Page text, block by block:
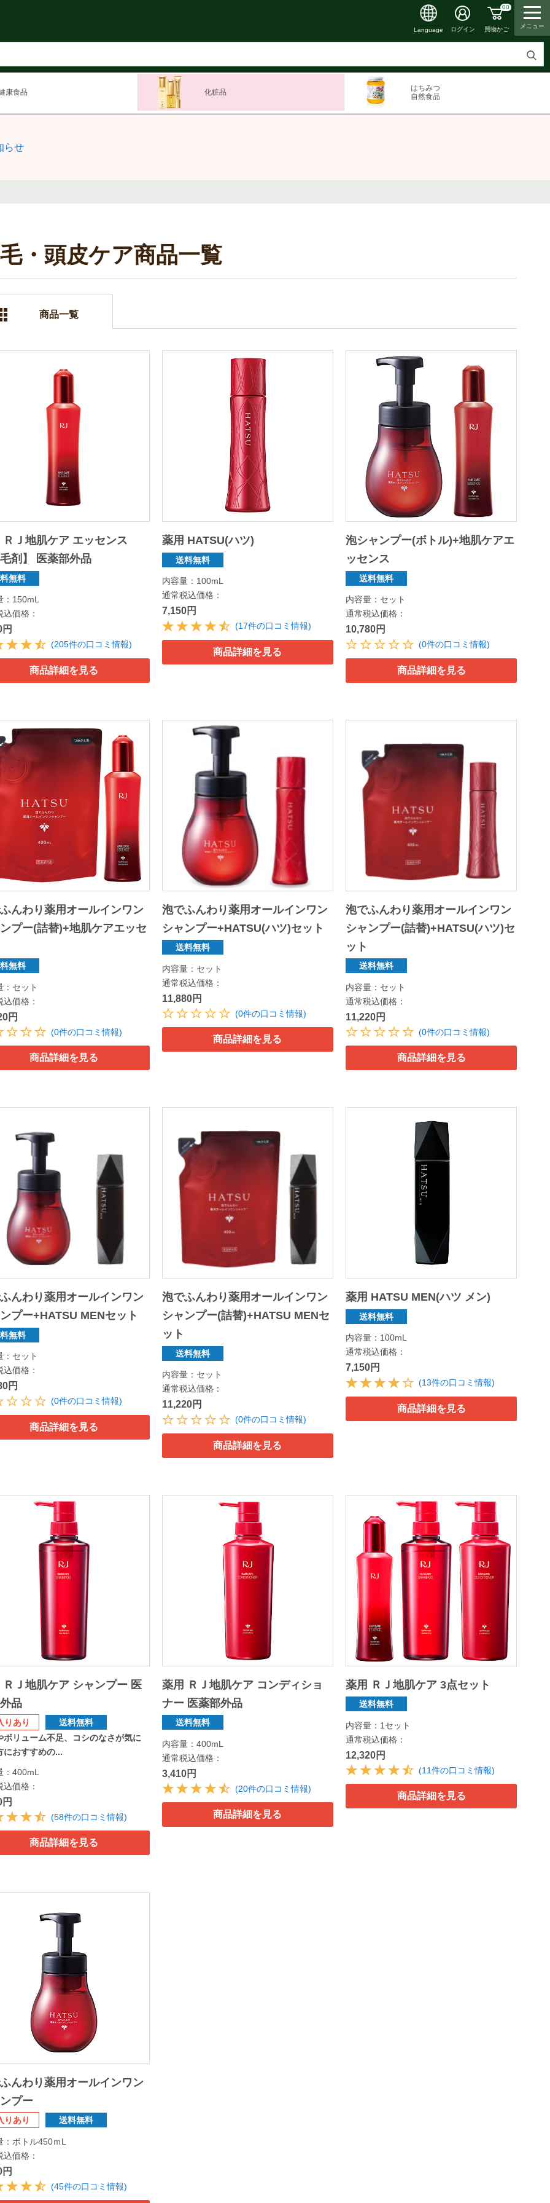
検
Language ログイン
00
買物かご メニュー
康食品 化粧品
はちみつ
自然食品
らせ
・頭皮ケア商品一覧
商品一覧
ＲＪ地肌ケア エッセンス
剤】 医薬部外品
無料
：150mL
込価格：
(205件の口コミ情報)
商品詳細を見る
薬用 HATSU(ハツ)
送料無料
内容量：100mL
通常税込価格：
7,150円
(17件の口コミ情報)
商品詳細を見る
泡シャンプー(ボトル)+地肌ケアエ
ッセンス
送料無料
内容量：セット
通常税込価格：
10,780円
(0件の口コミ情報)
商品詳細を見る
んわり薬用オールインワン
プー(詰替)+地肌ケアエッセ
無料
：セット
込価格：
円
(0件の口コミ情報)
商品詳細を見る
泡でふんわり薬用オールインワン
シャンプー+HATSU(ハツ)セット
送料無料
内容量：セット
通常税込価格：
11,880円
(0件の口コミ情報)
商品詳細を見る
泡でふんわり薬用オールインワン
シャンプー(詰替)+HATSU(ハツ)セ
ット
送料無料
内容量：セット
通常税込価格：
11,220円
(0件の口コミ情報)
商品詳細を見る
んわり薬用オールインワン
プー+HATSU MENセット
無料
：セット
込価格：
円
(0件の口コミ情報)
商品詳細を見る
泡でふんわり薬用オールインワン
シャンプー(詰替)+HATSU MENセ
ット
送料無料
内容量：セット
通常税込価格：
11,220円
(0件の口コミ情報)
商品詳細を見る
薬用 HATSU MEN(ハツ メン)
送料無料
内容量：100mL
通常税込価格：
7,150円
(13件の口コミ情報)
商品詳細を見る
ＲＪ地肌ケア シャンプー 医
品
りあり
送料無料
ボリューム不足、コシのなさが気に
におすすめの...
：400mL
込価格：
(58件の口コミ情報)
商品詳細を見る
薬用 ＲＪ地肌ケア コンディショ
ナー 医薬部外品
送料無料
内容量：400mL
通常税込価格：
3,410円
(20件の口コミ情報)
商品詳細を見る
薬用 ＲＪ地肌ケア 3点セット
送料無料
内容量：1セット
通常税込価格：
12,320円
(11件の口コミ情報)
商品詳細を見る
んわり薬用オールインワン
プー
りあり 送料無料
：ボトル450ｍL
込価格：
(45件の口コミ情報)